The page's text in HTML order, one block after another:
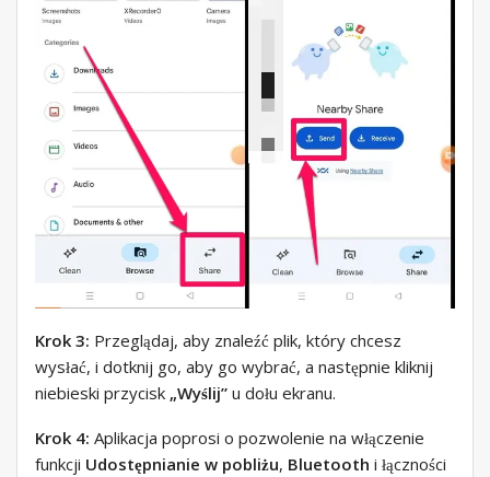
Krok 3: Przeglądaj, aby znaleźć plik, który chcesz
wysłać, i dotknij go, aby go wybrać, a następnie kliknij
niebieski przycisk „Wyślij” u dołu ekranu.
Krok 4: Aplikacja poprosi o pozwolenie na włączenie
funkcji Udostępnianie w pobliżu, Bluetooth i łączności